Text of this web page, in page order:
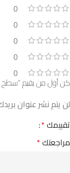
0
0
0
0
0
كن أول من يقيم “سطح كتشن برو
لن يتم نشر عنوان
تقييمك*
مراجعتك*